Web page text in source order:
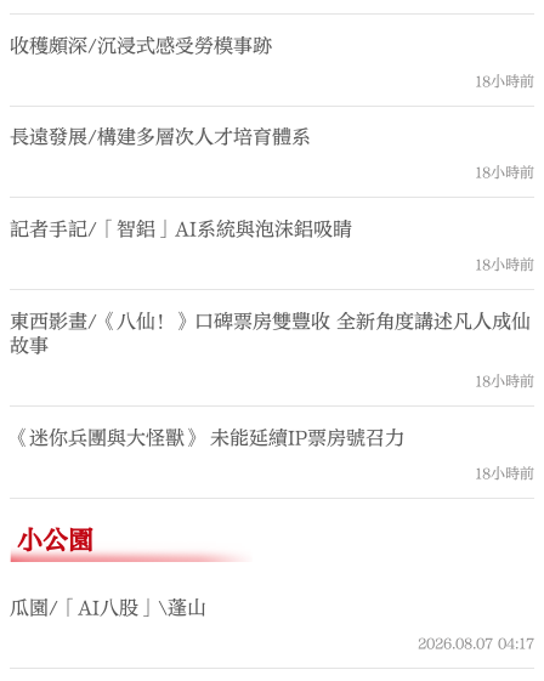
收穫頗深/沉浸式感受勞模事跡
18小時前
長遠發展/構建多層次人才培育體系
18小時前
記者手記/「智鋁」AI系統與泡沫鋁吸睛
18小時前
東西影畫/《八仙！》口碑票房雙豐收 全新角度講述凡人成仙
故事
18小時前
《迷你兵團與大怪獸》 未能延續IP票房號召力
18小時前
小公園
瓜園/「AI八股」\蓬山
2026.08.07 04:17